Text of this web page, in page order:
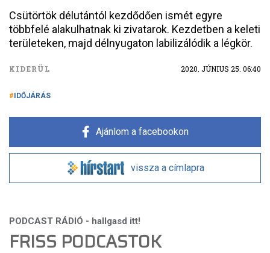
Csütörtök délutántól kezdődően ismét egyre
többfelé alakulhatnak ki zivatarok. Kezdetben a keleti
területeken, majd délnyugaton labilizálódik a légkör.
KIDERÜL 2020. JÚNIUS 25. 06:40
IDŐJÁRÁS
Ajánlom a facebookon
vissza a címlapra
FRISS PODCASTOK